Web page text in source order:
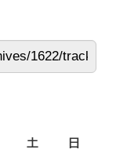
土 日